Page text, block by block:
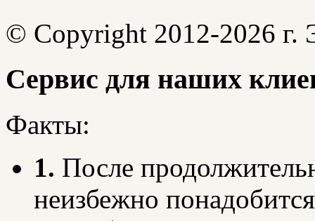
© Copyright 2012-2026 г.
Сервис для наших
Факты:
1. После
неизбежно